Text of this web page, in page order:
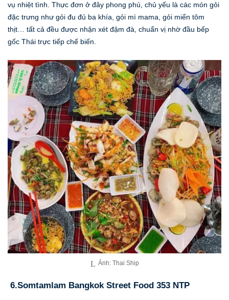
vụ nhiệt tình. Thực đơn ở đây phong phú, chủ yếu là các món gỏi
đặc trưng như gỏi đu đủ ba khía, gỏi mì mama, gỏi miến tôm
thịt… tất cả đều được nhận xét đậm đà, chuẩn vị nhờ đầu bếp
gốc Thái trực tiếp chế biến.
Ảnh: Thai Ship
6.Somtamlam Bangkok Street Food 353 NTP